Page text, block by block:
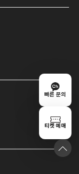
빠른 문의
티켓 예매